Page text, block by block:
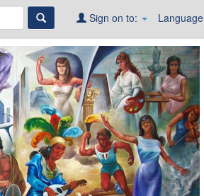
Language
Sign on to: